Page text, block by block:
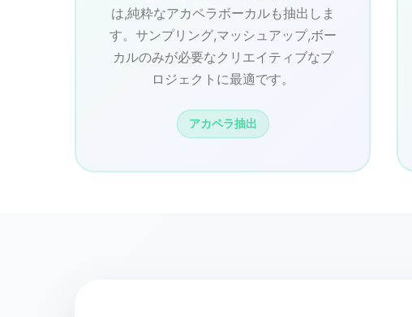
は,純粋なアカペラボーカルも抽出しま
す。サンプリング,マッシュアップ,ボー
カルのみが必要なクリエイティブなプ
ロジェクトに最適です。
アカペラ抽出